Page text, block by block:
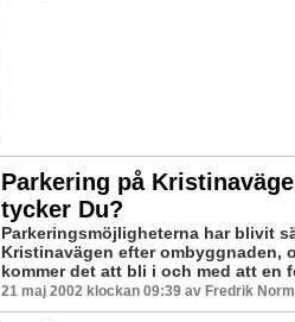
Parkering på
tycker Du?
Parkeringsmöjligheterna har blivit
Kristinavägen efter ombyggnaden,
kommer det att bli i och med att en
21 maj 2002 klockan 09:39 av Fredrik